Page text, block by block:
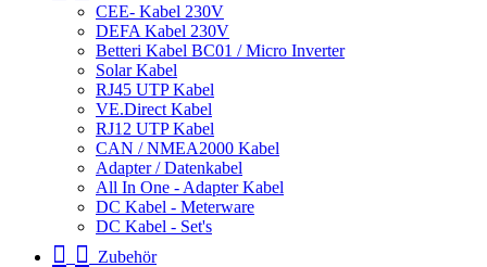
CEE- Kabel 230V
DEFA Kabel 230V
Betteri Kabel BC01 / Micro Inverter
Solar Kabel
RJ45 UTP Kabel
VE.Direct Kabel
RJ12 UTP Kabel
CAN / NMEA2000 Kabel
Adapter / Datenkabel
All In One - Adapter Kabel
DC Kabel - Meterware
DC Kabel - Set's
Zubehör